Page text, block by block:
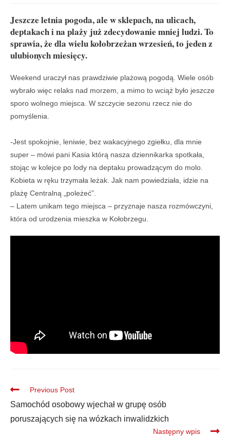
Jeszcze letnia pogoda, ale w sklepach, na ulicach,
deptakach i na plaży już zdecydowanie mniej ludzi. To
sprawia, że dla wielu kołobrzeżan wrzesień, to jeden z
ulubionych miesięcy.
Weekend uraczył nas prawdziwie plażową pogodą. Wiele osób
wybrało więc relaks nad morzem, a mimo to wciąż było jeszcze
sporo wolnego miejsca. W szczycie sezonu rzecz nie do
pomyślenia.
-Jest spokojnie, leniwie, bez wakacyjnego zgiełku, dla mnie
super – mówi pani Kasia którą nasza dziennikarka spotkała,
stojąc w kolejce po lody na deptaku prowadzącym do molo.
Kobieta w ręku trzymała leżak. Jak nam powiedziała, idzie na
plażę Centralną „poleżeć”.
– Latem unikam tego miejsca – przyznaje nasza rozmówczyni,
która od urodzenia mieszka w Kołobrzegu.
Previous Post
Samochód osobowy wjechał w grupę osób
poruszających się na wózkach inwalidzkich
Następny wpis